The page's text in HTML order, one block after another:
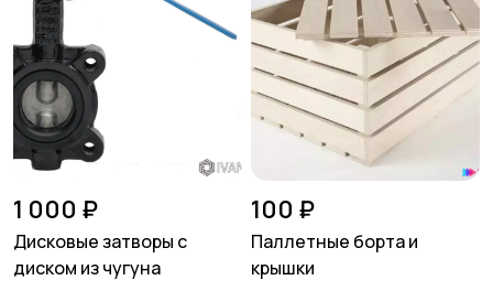
1 000 ₽
Дисковые затворы с
диском из чугуна
100 ₽
Паллетные борта и
крышки